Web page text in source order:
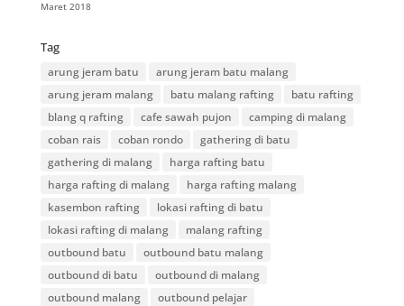
Maret 2018
Tag
arung jeram batu
arung jeram batu malang
arung jeram malang
batu malang rafting
batu rafting
blang q rafting
cafe sawah pujon
camping di malang
coban rais
coban rondo
gathering di batu
gathering di malang
harga rafting batu
harga rafting di malang
harga rafting malang
kasembon rafting
lokasi rafting di batu
lokasi rafting di malang
malang rafting
outbound batu
outbound batu malang
outbound di batu
outbound di malang
outbound malang
outbound pelajar